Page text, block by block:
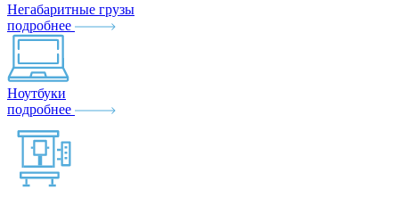
Негабаритные грузы
подробнее
Ноутбуки
подробнее